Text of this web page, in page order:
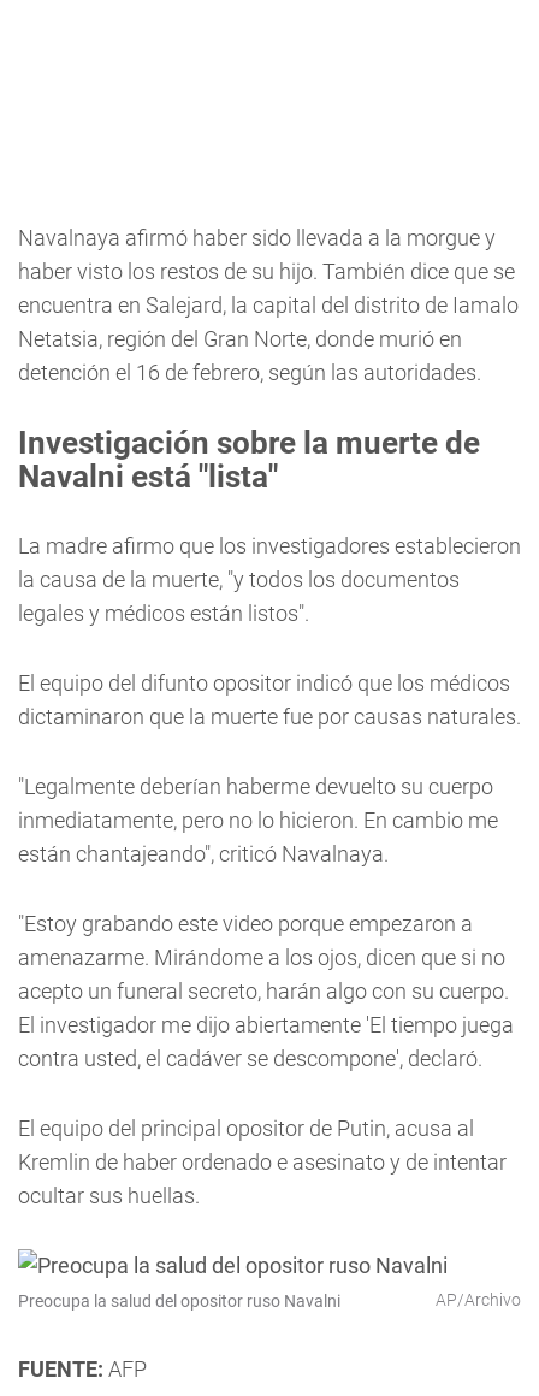
Navalnaya afirmó haber sido llevada a la morgue y
haber visto los restos de su hijo. También dice que se
encuentra en Salejard, la capital del distrito de Iamalo
Netatsia, región del Gran Norte, donde murió en
detención el 16 de febrero, según las autoridades.
Investigación sobre la muerte de
Navalni está "lista"
La madre afirmo que los investigadores establecieron
la causa de la muerte, "y todos los documentos
legales y médicos están listos".
El equipo del difunto opositor indicó que los médicos
dictaminaron que la muerte fue por causas naturales.
"Legalmente deberían haberme devuelto su cuerpo
inmediatamente, pero no lo hicieron. En cambio me
están chantajeando", criticó Navalnaya.
"Estoy grabando este video porque empezaron a
amenazarme. Mirándome a los ojos, dicen que si no
acepto un funeral secreto, harán algo con su cuerpo.
El investigador me dijo abiertamente 'El tiempo juega
contra usted, el cadáver se descompone', declaró.
El equipo del principal opositor de Putin, acusa al
Kremlin de haber ordenado e asesinato y de intentar
ocultar sus huellas.
Preocupa la salud del opositor ruso Navalni AP/Archivo
FUENTE: AFP